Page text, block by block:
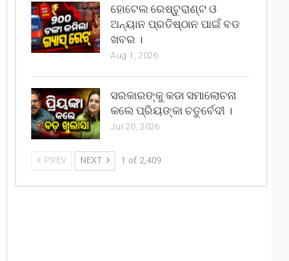
ହୋଟେଲ ରେଷ୍ଟୁରାଣ୍ଟ ଓ
ଅନ୍ୟାନ ପ୍ରତିଷ୍ଠାନ ପାଇଁ ବଡ
ଖବର ।
Aug 1, 2026
ସରକାରଙ୍କୁ କଡା ସମାଲୋଚନା
କଲେ ପ୍ରିୟଙ୍କା ଚତୁର୍ବେଦୀ ।
Jul 20, 2026
PREV NEXT 1 of 2,409